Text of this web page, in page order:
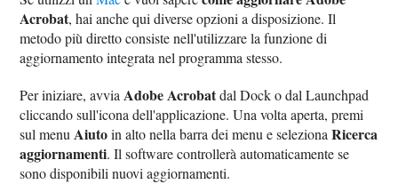
Acrobat, hai anche qui diverse opzioni a disposizione. Il
metodo più diretto consiste nell'utilizzare la funzione di
aggiornamento integrata nel programma stesso.
Per iniziare, avvia Adobe Acrobatdal Dock o dal Launchpad
cliccando sull'icona dell'applicazione. Una volta aperta, premi
sul menu Aiutoin alto nella barra dei menu e selezionaRicerca
aggiornamenti. Il software controllerà automaticamente se
sono disponibili nuovi aggiornamenti.